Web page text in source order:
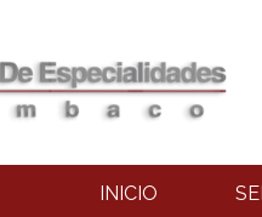
INICIO